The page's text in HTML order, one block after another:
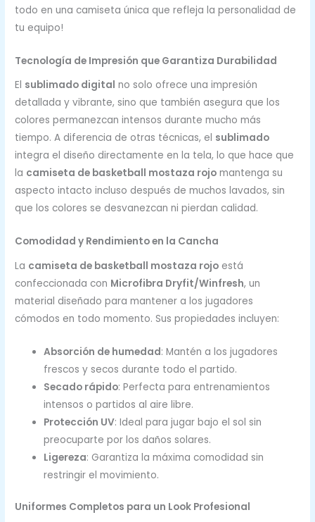
todo en una camiseta única que refleja la personalidad de
tu equipo!
Tecnología de Impresión que Garantiza Durabilidad
El sublimado digital no solo ofrece una impresión
detallada y vibrante, sino que también asegura que los
colores permanezcan intensos durante mucho más
tiempo. A diferencia de otras técnicas, el sublimado
integra el diseño directamente en la tela, lo que hace que
la camiseta de basketball mostaza rojo mantenga su
aspecto intacto incluso después de muchos lavados, sin
que los colores se desvanezcan ni pierdan calidad.
Comodidad y Rendimiento en la Cancha
La camiseta de basketball mostaza rojo está
confeccionada con Microfibra Dryfit/Winfresh, un
material diseñado para mantener a los jugadores
cómodos en todo momento. Sus propiedades incluyen:
Absorción de humedad: Mantén a los jugadores
frescos y secos durante todo el partido.
Secado rápido: Perfecta para entrenamientos
intensos o partidos al aire libre.
Protección UV: Ideal para jugar bajo el sol sin
preocuparte por los daños solares.
Ligereza: Garantiza la máxima comodidad sin
restringir el movimiento.
Uniformes Completos para un Look Profesional